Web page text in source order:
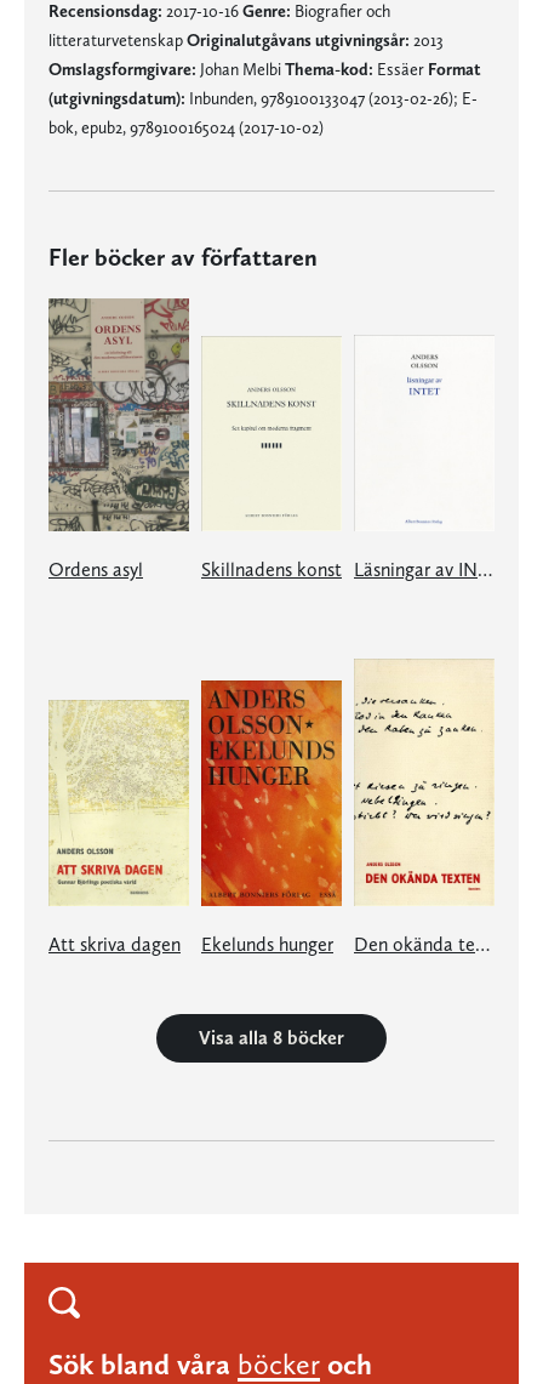
Recensionsdag: 2017-10-16Genre: Biografier och
litteraturvetenskapOriginalutgåvans utgivningsår: 2013
Omslagsformgivare: Johan MelbiThema-kod: Essäer Format
(utgivningsdatum): Inbunden, 9789100133047 (2013-02-26); E-
bok, epub2, 9789100165024 (2017-10-02)
Fler böcker av författaren
Ordens asyl Skillnadens konst Läsningar av INTET
Att skriva dagen Ekelunds hunger Den okända texten
Visa alla 8 böcker
Sök bland våra böcker och